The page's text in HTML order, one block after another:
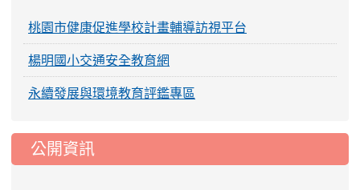
桃園市健康促進學校計畫輔導訪視平台
楊明國小交通安全教育網
永續發展與環境教育評鑑專區
公開資訊